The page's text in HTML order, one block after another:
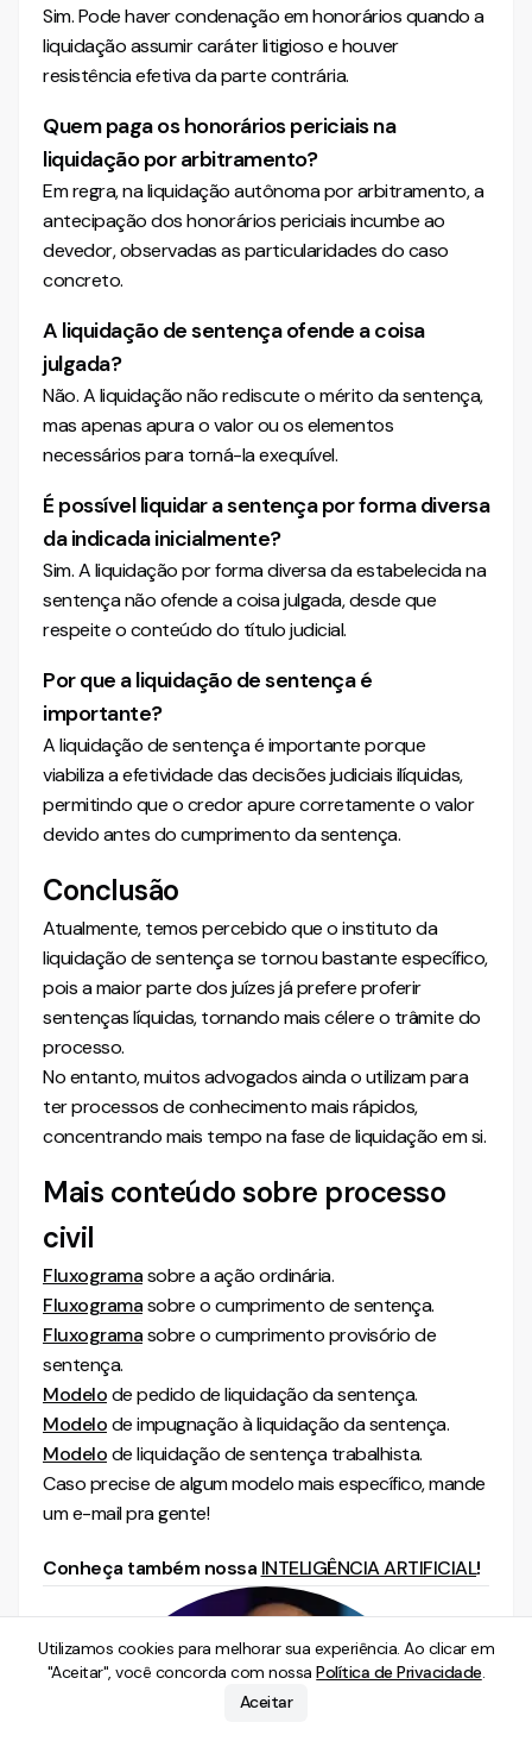
Sim. Pode haver condenação em honorários quando a
liquidação assumir caráter litigioso e houver
resistência efetiva da parte contrária.
Quem paga os honorários periciais na
liquidação por arbitramento?
Em regra, na liquidação autônoma por arbitramento, a
antecipação dos honorários periciais incumbe ao
devedor, observadas as particularidades do caso
concreto.
A liquidação de sentença ofende a coisa
julgada?
Não. A liquidação não rediscute o mérito da sentença,
mas apenas apura o valor ou os elementos
necessários para torná-la exequível.
É possível liquidar a sentença por forma diversa
da indicada inicialmente?
Sim. A liquidação por forma diversa da estabelecida na
sentença não ofende a coisa julgada, desde que
respeite o conteúdo do título judicial.
Por que a liquidação de sentença é
importante?
A liquidação de sentença é importante porque
viabiliza a efetividade das decisões judiciais ilíquidas,
permitindo que o credor apure corretamente o valor
devido antes do cumprimento da sentença.
Conclusão
Atualmente, temos percebido que o instituto da
liquidação de sentença se tornou bastante específico,
pois a maior parte dos juízes já prefere proferir
sentenças líquidas, tornando mais célere o trâmite do
processo.
No entanto, muitos advogados ainda o utilizam para
ter processos de conhecimento mais rápidos,
concentrando mais tempo na fase de liquidação em si.
Mais conteúdo sobre processo
civil
Fluxogramasobre a ação ordinária.
Fluxogramasobre o cumprimento de sentença.
Fluxogramasobre o cumprimento provisório de
sentença.
Modelode pedido de liquidação da sentença.
Modelode impugnação à liquidação da sentença.
Modelode liquidação de sentença trabalhista.
Caso precise de algum modelo mais específico, mande
um e-mail pra gente!
Conheça também nossa INTELIGÊNCIA ARTIFICIAL!
Utilizamos cookies para melhorar sua experiência. Ao clicar em
"Aceitar", você concorda com nossa Política de Privacidade.
Aceitar